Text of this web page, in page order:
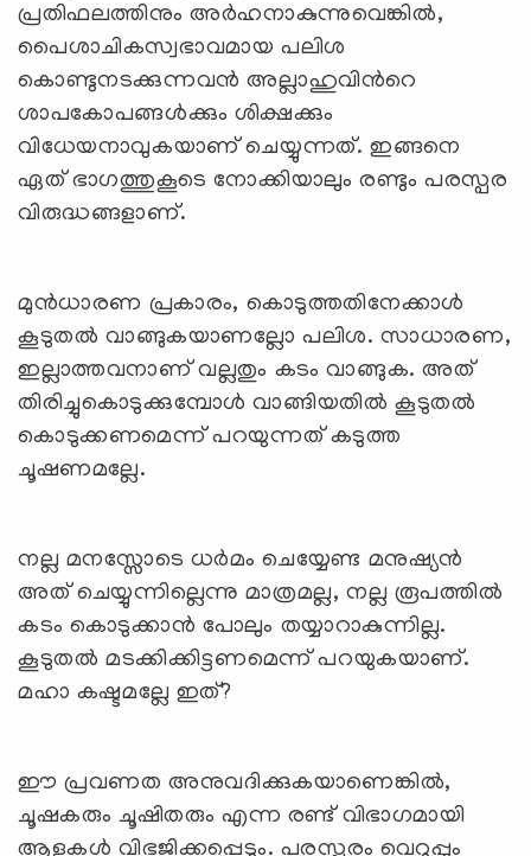
പ്രതിഫലത്തിനും അര്‍ഹനാകുന്നുവെങ്കില്‍,
പൈശാചികസ്വഭാവമായ പലിശ
കൊണ്ടുനടക്കുന്നവന്‍ അല്ലാഹുവിന്‍റെ
ശാപകോപങ്ങള്‍ക്കും ശിക്ഷക്കും
വിധേയനാവുകയാണ് ചെയ്യുന്നത്. ഇങ്ങനെ
ഏത് ഭാഗത്തുകൂടെ നോക്കിയാലും രണ്ടും പരസ്പര
വിരുദ്ധങ്ങളാണ്.
മുന്‍ധാരണ പ്രകാരം, കൊടുത്തതിനേക്കാള്‍
കൂടുതല്‍ വാങ്ങുകയാണല്ലോ പലിശ. സാധാരണ,
ഇല്ലാത്തവനാണ് വല്ലതും കടം വാങ്ങുക. അത്
തിരിച്ചുകൊടുക്കുമ്പോള്‍ വാങ്ങിയതില്‍ കൂടുതല്‍
കൊടുക്കണമെന്ന് പറയുന്നത് കടുത്ത
ചൂഷണമല്ലേ.
നല്ല മനസ്സോടെ ധര്‍മം ചെയ്യേണ്ട മനുഷ്യന്‍
അത് ചെയ്യുന്നില്ലെന്നു മാത്രമല്ല, നല്ല രൂപത്തില്‍
കടം കൊടുക്കാന്‍ പോലും തയ്യാറാകുന്നില്ല.
കൂടുതല്‍ മടക്കിക്കിട്ടണമെന്ന് പറയുകയാണ്.
മഹാ കഷ്ടമല്ലേ ഇത്?
ഈ പ്രവണത അനുവദിക്കുകയാണെങ്കില്‍,
ചൂഷകരും ചൂഷിതരും എന്ന രണ്ട് വിഭാഗമായി
ആളുകള്‍ വിഭജിക്കപ്പെടും. പരസ്പരം വെറുപ്പും